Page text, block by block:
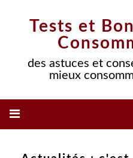
Tests et
des astuces et
mieux